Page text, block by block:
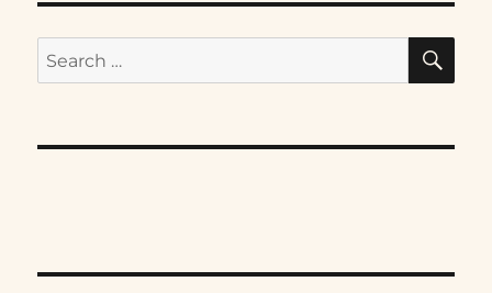
Search
for: